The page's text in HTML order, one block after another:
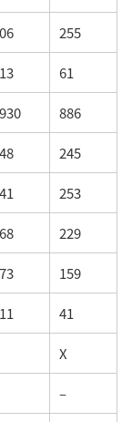
255
61
886
245
253
229
159
41
X
–